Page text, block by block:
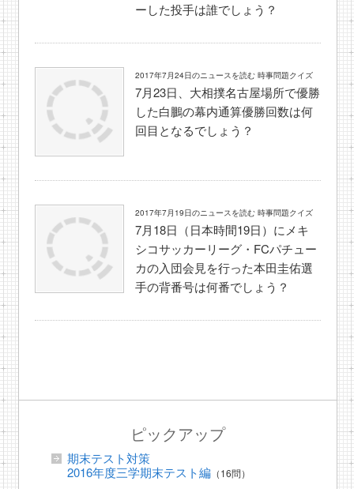
ーした投手は誰でしょう？
2017年7月24日のニュースを読む 時事問題クイズ
7月23日、大相撲名古屋場所で優勝
した白鵬の幕内通算優勝回数は何
回目となるでしょう？
2017年7月19日のニュースを読む 時事問題クイズ
7月18日（日本時間19日）にメキ
シコサッカーリーグ・FCパチュー
カの入団会見を行った本田圭佑選
手の背番号は何番でしょう？
ピックアップ
期末テスト対策
2016年度三学期末テスト編（16問）